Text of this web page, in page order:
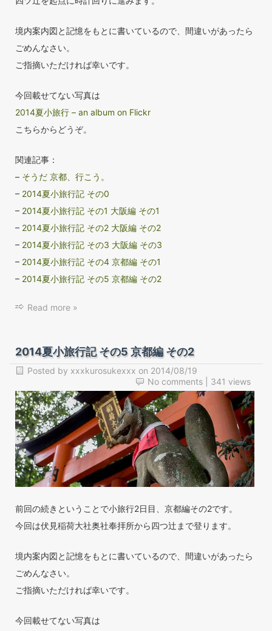
境内案内図と記憶をもとに書いているので、間違いがあったら
ごめんなさい。
ご指摘いただければ幸いです。
今回載せてない写真は
2014夏小旅行 – an album on Flickr
こちらからどうぞ。
関連記事：
– そうだ 京都、行こう。
– 2014夏小旅行記 その0
– 2014夏小旅行記 その1 大阪編 その1
– 2014夏小旅行記 その2 大阪編 その2
– 2014夏小旅行記 その3 大阪編 その3
– 2014夏小旅行記 その4 京都編 その1
– 2014夏小旅行記 その5 京都編 その2
Read more »
2014夏小旅行記 その5 京都編 その2
Posted by xxxkurosukexxx on 2014/08/19
No comments | 341 views
前回の続きということで小旅行2日目、京都編その2です。
今回は伏見稲荷大社奥社奉拝所から四つ辻まで登ります。
境内案内図と記憶をもとに書いているので、間違いがあったら
ごめんなさい。
ご指摘いただければ幸いです。
今回載せてない写真は